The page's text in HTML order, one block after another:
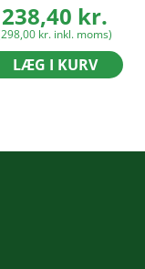
238,40 kr.
298,00 kr. inkl. moms)
LÆG I KURV